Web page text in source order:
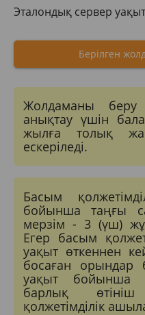
Эталондық сервер
Берілген
Жолдаманы
анықтау үшін
жылға толық
ескеріледі.
Басым
бойынша таңғы
мерзім - 3 (үш)
Егер басым
уақыт өткеннен
босаған орындар
уақыт бойынша
барлық
қолжетімділік